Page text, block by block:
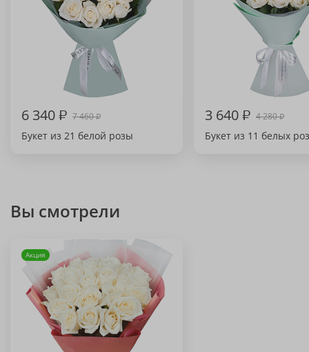
6 340₽ 7 460₽
Букет из 21 белой розы
3 640₽ 4 280₽
Букет из 11 белых роз
Вы смотрели
Акция